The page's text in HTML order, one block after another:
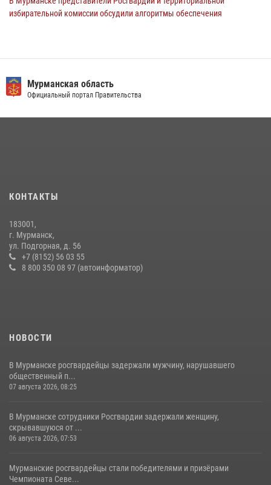
избирательной комиссии обсудили алгоритмы обеспечения
конфликт в гостинице
13 июля 2026, 09:11
В Мурманске росгвардейцы задержали женщину, пытавшуюся
похитить одежду из гипермаркета
08 июля 2026, 08:03
Мурманская область
Официальный портал Правительства
КОНТАКТЫ
183001,
г. Мурманск,
ул. Подгорная, д. 56
+7 (8152) 56 03 55
8 800 350 08 97 (автоинформатор)
НОВОСТИ
В Мурманске росгвардейцы задержали мужчину, нарушавшего
общественный п...
07 августа 2026, 08:25
В Мурманске сотрудники Росгвардии задержали женщину,
скрывавшуюся от ...
06 августа 2026, 07:53
Мурманские росгвардейцы стали победителями и призёрами
Чемпионата Севе...